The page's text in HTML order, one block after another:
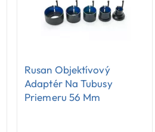
Rusan Objektívový
Adaptér Na Tubusy
Priemeru 56 Mm